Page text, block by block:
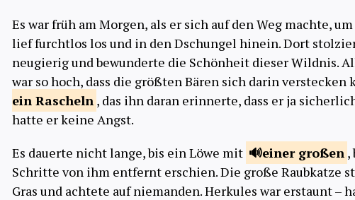
Es war früh am Morgen, als er sich auf den Weg machte,
lief furchtlos los und in den Dschungel hinein. Dort
neugierig und bewunderte die Schönheit dieser Wildnis.
war so hoch, dass die größten Bären sich darin
ein Rascheln , das ihn daran erinnerte, dass er ja
hatte er keine Angst.
Es dauerte nicht lange, bis ein Löwe mit
einergroßen ,
Schritte von ihm entfernt erschien. Die große Raubkatze
Gras und achtete auf niemanden. Herkules war erstaunt –